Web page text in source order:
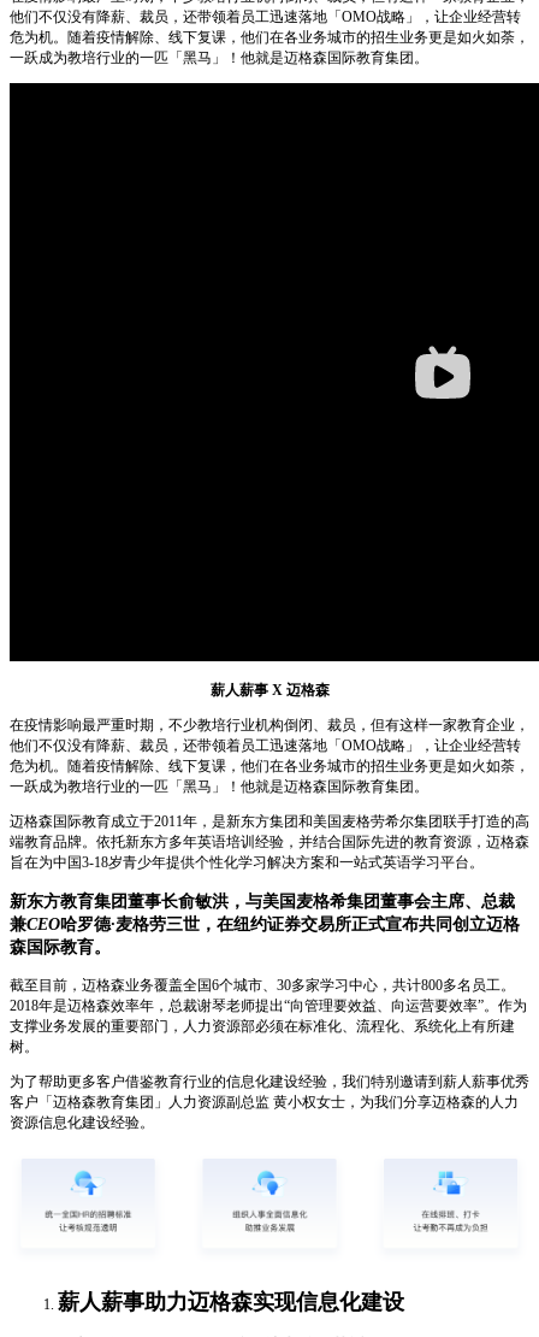
他们不仅没有降薪、裁员，还带领着员工迅速落地「OMO战略」，让企业经营转
危为机。随着疫情解除、线下复课，他们在各业务城市的招生业务更是如火如荼，
一跃成为教培行业的一匹「黑马」！他就是迈格森国际教育集团。
薪人薪事 X 迈格森
在疫情影响最严重时期，不少教培行业机构倒闭、裁员，但有这样一家教育企业，
他们不仅没有降薪、裁员，还带领着员工迅速落地「OMO战略」，让企业经营转
危为机。随着疫情解除、线下复课，他们在各业务城市的招生业务更是如火如荼，
一跃成为教培行业的一匹「黑马」！他就是迈格森国际教育集团。
迈格森国际教育成立于2011年，是新东方集团和美国麦格劳希尔集团联手打造的高
端教育品牌。依托新东方多年英语培训经验，并结合国际先进的教育资源，迈格森
旨在为中国3-18岁青少年提供个性化学习解决方案和一站式英语学习平台。
新东方教育集团董事长俞敏洪，与美国麦格希集团董事会主席、总裁
兼CEO哈罗德·麦格劳三世，在纽约证券交易所正式宣布共同创立迈格
森国际教育。
截至目前，迈格森业务覆盖全国6个城市、30多家学习中心，共计800多名员工。
2018年是迈格森效率年，总裁谢琴老师提出“向管理要效益、向运营要效率”。作为
支撑业务发展的重要部门，人力资源部必须在标准化、流程化、系统化上有所建
树。
为了帮助更多客户借鉴教育行业的信息化建设经验，我们特别邀请到薪人薪事优秀
客户「迈格森教育集团」人力资源副总监 黄小权女士，为我们分享迈格森的人力
资源信息化建设经验。
薪人薪事助力迈格森实现信息化建设